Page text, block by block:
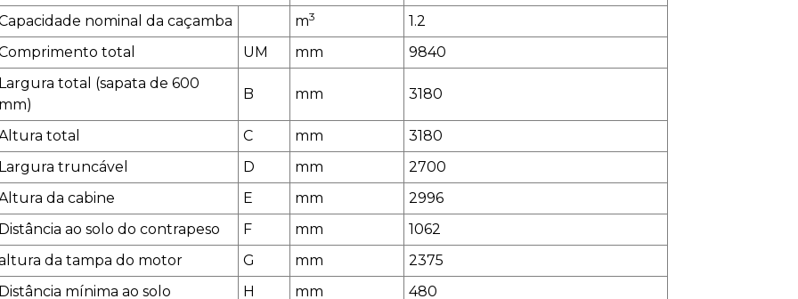
nominal da caçamba
m3
1.2
total
UM mm
9840
total (sapata de 600
B mm 3180
total C mm
3180
truncável
D mm
2700
da cabine
E mm
2996
ao solo do contrapeso
F mm
1062
da tampa do motor
G mm
2375
mínima ao solo
H mm 480